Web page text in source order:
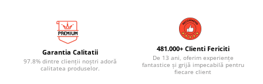
Garantia Calitatii
97.8% dintre clienții noștri adoră
calitatea produselor.
481.000+ Clienti Fericiti
De 13 ani, oferim experiențe
fantastice și grijă impecabilă pentru
fiecare client